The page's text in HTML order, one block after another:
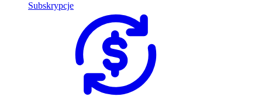
Subskrypcje